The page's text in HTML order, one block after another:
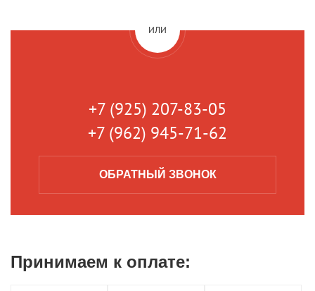
ИЛИ
+7 (925) 207-83-05
+7 (962) 945-71-62
ОБРАТНЫЙ ЗВОНОК
Принимаем к оплате: